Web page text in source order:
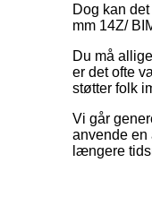
Dog kan
mm 14Z/
Du må
er det ofte
støtter folk
Vi går
anvende en
længere